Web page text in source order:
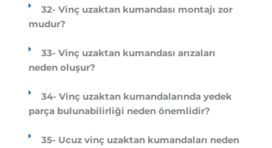
32- Vinç uzaktan kumandası montajı zor
mudur?
33- Vinç uzaktan kumandası arızaları
neden oluşur?
34- Vinç uzaktan kumandalarında yedek
parça bulunabilirliği neden önemlidir?
35- Ucuz vinç uzaktan kumandaları neden